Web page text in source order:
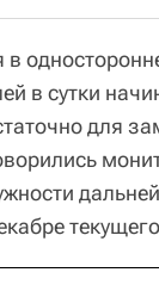
в
в сутки
для